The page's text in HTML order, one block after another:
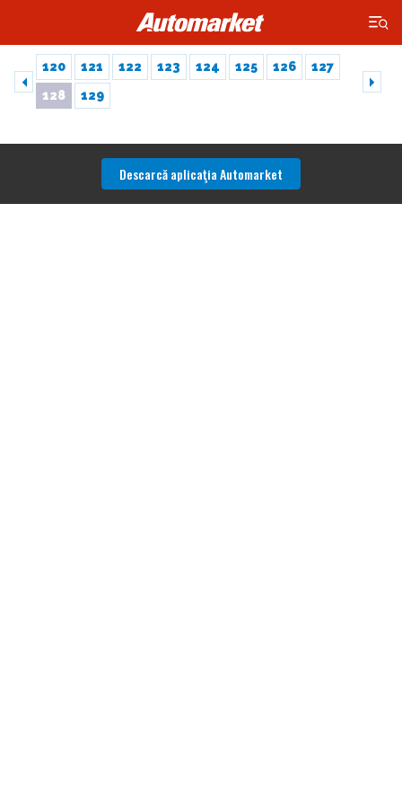
×
120 121 122 123 124 125 126
127
128
129
Descarcă aplicaţia Automarket